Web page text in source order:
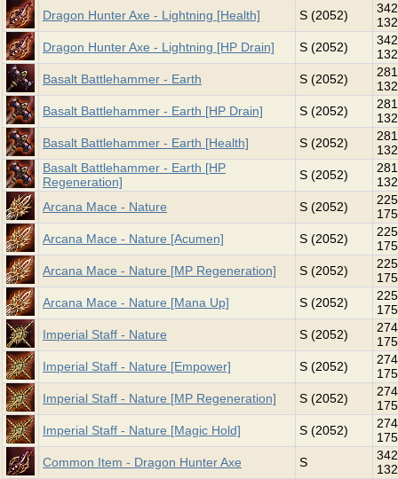
Dragon Hunter Axe - Lightning [Health]
S (2052)
132
Dragon Hunter Axe - Lightning [HP Drain]
S (2052)
132
Basalt Battlehammer - Earth
S (2052)
132
Basalt Battlehammer - Earth [HP Drain]
S (2052)
132
Basalt Battlehammer - Earth [Health]
S (2052)
132
Basalt Battlehammer - Earth [HP
Regeneration]
S (2052)
132
Arcana Mace - Nature
S (2052)
175
Arcana Mace - Nature [Acumen]
S (2052)
175
Arcana Mace - Nature [MP Regeneration]
S (2052)
175
Arcana Mace - Nature [Mana Up]
S (2052)
175
Imperial Staff - Nature
S (2052)
175
Imperial Staff - Nature [Empower]
S (2052)
175
Imperial Staff - Nature [MP Regeneration]
S (2052)
175
Imperial Staff - Nature [Magic Hold]
S (2052)
175
Common Item - Dragon Hunter Axe
S
132